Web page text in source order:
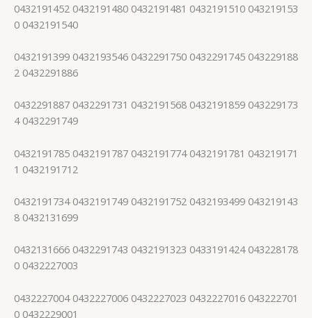
0432191452 0432191480 0432191481 0432191510 043219153
0 0432191540
0432191399 0432193546 0432291750 0432291745 043229188
2 0432291886
0432291887 0432291731 0432191568 0432191859 043229173
4 0432291749
0432191785 0432191787 0432191774 0432191781 043219171
1 0432191712
0432191734 0432191749 0432191752 0432193499 043219143
8 0432131699
0432131666 0432291743 0432191323 0433191424 043228178
0 0432227003
0432227004 0432227006 0432227023 0432227016 043222701
0 0432229001